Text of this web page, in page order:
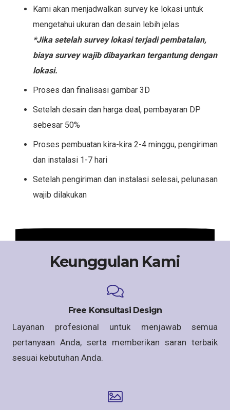
Kami akan menjadwalkan survey ke lokasi untuk
mengetahui ukuran dan desain lebih jelas
*Jika setelah survey lokasi terjadi pembatalan,
biaya survey wajib dibayarkan tergantung dengan
lokasi.
Proses dan finalisasi gambar 3D
Setelah desain dan harga deal, pembayaran DP
sebesar 50%
Proses pembuatan kira-kira 2-4 minggu, pengiriman
dan instalasi 1-7 hari
Setelah pengiriman dan instalasi selesai, pelunasan
wajib dilakukan
Keunggulan Kami
Free Konsultasi Design
Layanan profesional untuk menjawab semua
pertanyaan Anda, serta memberikan saran terbaik
sesuai kebutuhan Anda.